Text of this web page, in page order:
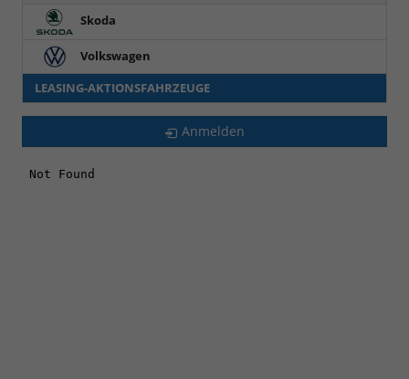
Skoda
Volkswagen
LEASING-AKTIONSFAHRZEUGE
Anmelden